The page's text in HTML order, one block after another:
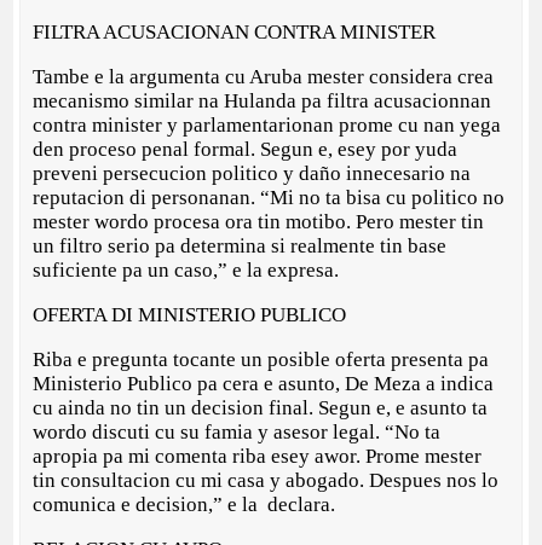
FILTRA ACUSACIONAN CONTRA MINISTER
Tambe e la argumenta cu Aruba mester considera crea
mecanismo similar na Hulanda pa filtra acusacionnan
contra minister y parlamentarionan prome cu nan yega
den proceso penal formal. Segun e, esey por yuda
preveni persecucion politico y daño innecesario na
reputacion di personanan. “Mi no ta bisa cu politico no
mester wordo procesa ora tin motibo. Pero mester tin
un filtro serio pa determina si realmente tin base
suficiente pa un caso,” e la expresa.
OFERTA DI MINISTERIO PUBLICO
Riba e pregunta tocante un posible oferta presenta pa
Ministerio Publico pa cera e asunto, De Meza a indica
cu ainda no tin un decision final. Segun e, e asunto ta
wordo discuti cu su famia y asesor legal. “No ta
apropia pa mi comenta riba esey awor. Prome mester
tin consultacion cu mi casa y abogado. Despues nos lo
comunica e decision,” e la declara.